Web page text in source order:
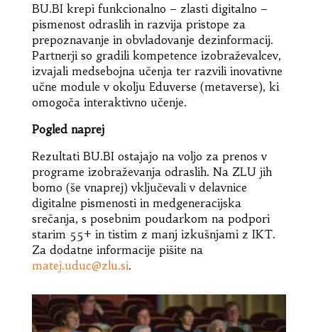
BU.BI krepi funkcionalno – zlasti digitalno –
pismenost odraslih in razvija pristope za
prepoznavanje in obvladovanje dezinformacij.
Partnerji so gradili kompetence izobraževalcev,
izvajali medsebojna učenja ter razvili inovativne
učne module v okolju Eduverse (metaverse), ki
omogoča interaktivno učenje.
Pogled naprej
Rezultati BU.BI ostajajo na voljo za prenos v
programe izobraževanja odraslih. Na ZLU jih
bomo (še vnaprej) vključevali v delavnice
digitalne pismenosti in medgeneracijska
srečanja, s posebnim poudarkom na podpori
starim 55+ in tistim z manj izkušnjami z IKT.
Za dodatne informacije pišite na
matej.uduc@zlu.si.